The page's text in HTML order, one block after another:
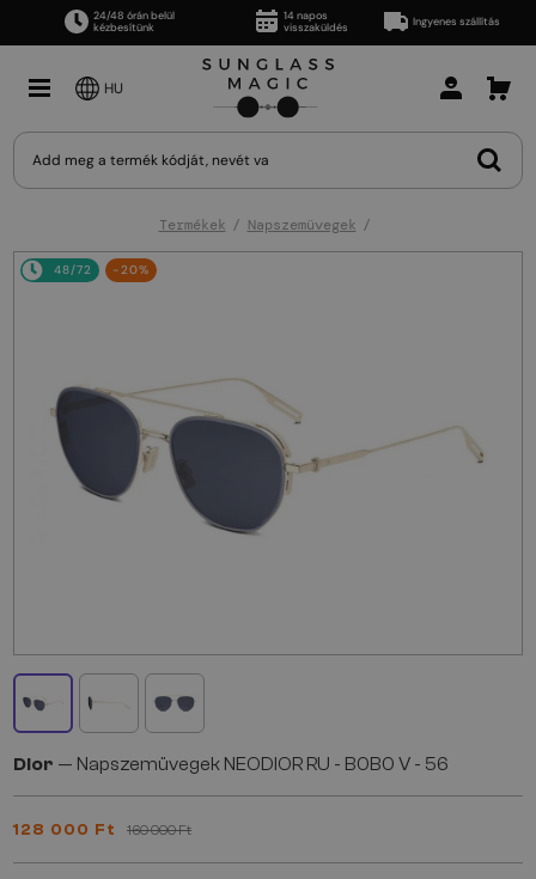
24/48 órán belül
kézbesítünk
14 napos
visszaküldés
Ingyenes szállítás
HU
Termékek Napszemüvegek
48/72 -20%
Dior — Napszemüvegek NEODIOR RU - B0B0 V - 56
128 000 Ft 160 000 Ft